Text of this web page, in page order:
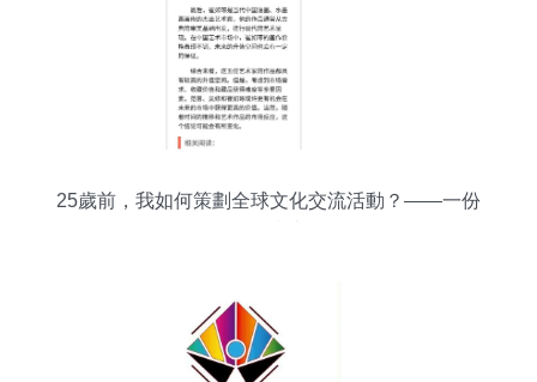
25歲前，我如何策劃全球文化交流活動？——一份